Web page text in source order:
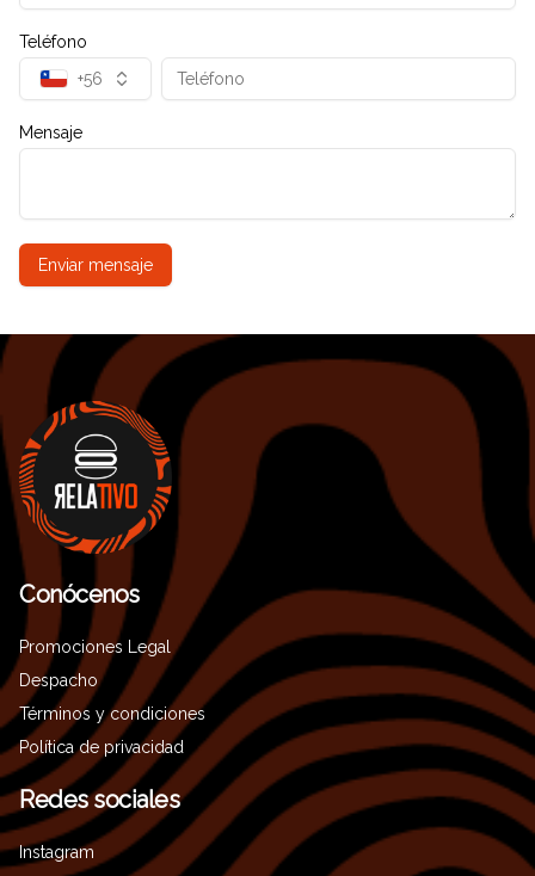
Teléfono
+56
Mensaje
Enviar mensaje
Conócenos
Promociones Legal
Despacho
Términos y condiciones
Política de privacidad
Redes sociales
Instagram